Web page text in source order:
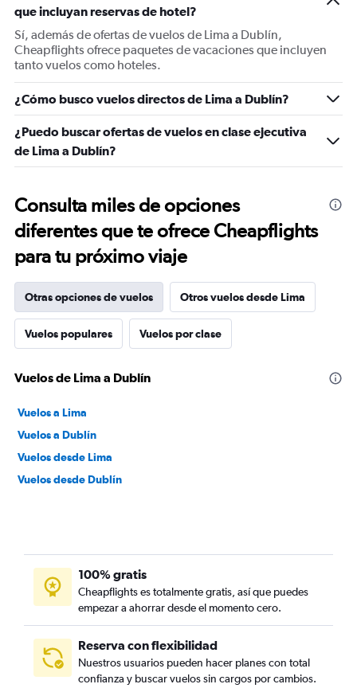
que incluyan reservas de hotel?
Sí, además de ofertas de vuelos de Lima a Dublín,
Cheapflights ofrece paquetes de vacaciones que incluyen
tanto vuelos como hoteles.
¿Cómo busco vuelos directos de Lima a Dublín?
¿Puedo buscar ofertas de vuelos en clase ejecutiva
de Lima a Dublín?
Consulta miles de opciones
diferentes que te ofrece Cheapflights
para tu próximo viaje
Otras opciones de vuelos Otros vuelos desde Lima
Vuelos populares Vuelos por clase
Vuelos de Lima a Dublín
Vuelos a Lima
Vuelos a Dublín
Vuelos desde Lima
Vuelos desde Dublín
100% gratis
Cheapflights es totalmente gratis, así que puedes
empezar a ahorrar desde el momento cero.
Reserva con flexibilidad
Nuestros usuarios pueden hacer planes con total
confianza y buscar vuelos sin cargos por cambios.